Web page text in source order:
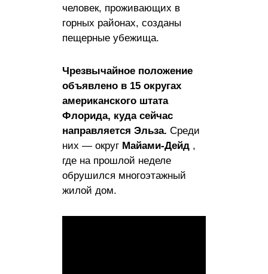
человек, проживающих в
горных районах, созданы
пещерные убежища.
Чрезвычайное положение
объявлено в 15 округах
американского штата
Флорида, куда сейчас
направляется Эльза. Среди
них — округ Майами-Дейд ,
где на прошлой неделе
обрушился многоэтажный
жилой дом.